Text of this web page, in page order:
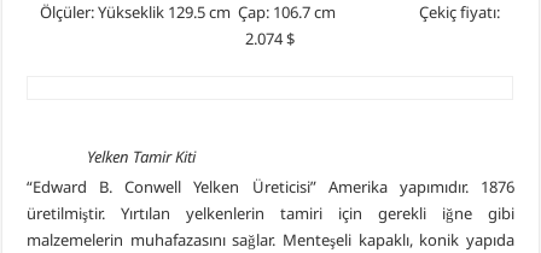
Ölçüler: Yükseklik 129.5 cm Çap: 106.7 cm Çekiç fiyatı:
2.074 $
Yelken Tamir Kiti
“Edward B. Conwell Yelken Üreticisi” Amerika yapımıdır. 1876
üretilmiştir. Yırtılan yelkenlerin tamiri için gerekli iğne gibi
malzemelerin muhafazasını sağlar. Menteşeli kapaklı, konik yapıda